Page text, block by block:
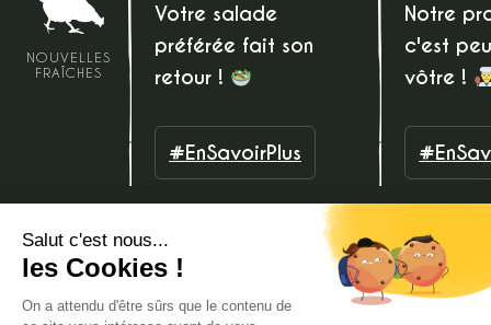
NOUVELLES
FRAÎCHES
Votre salade
préférée fait son
retour !
#EnSavoirPlus
Notre
c'est
vôtre !